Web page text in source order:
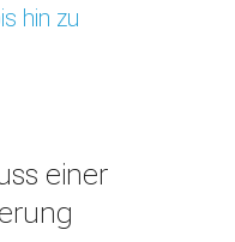
hin zu
einer